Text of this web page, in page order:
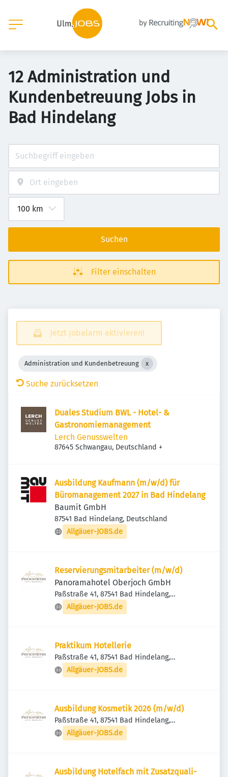
12 Administration und
Kundenbetreuung Jobs in
Bad Hindelang
Suchen
Filter einschalten
Jetzt Jobalarm aktivieren!
Administration und Kundenbetreuung
Suche zurücksetzen
Duales Studium BWL - Hotel- &
Gastronomiemanagement
Lerch Genusswelten
87645 Schwangau, Deutschland +
Ausbildung Kaufmann (m/w/d) für
Büromanagement 2027 in Bad Hindelang
Baumit GmbH
87541 Bad Hindelang, Deutschland
Allgäuer-JOBS.de
Reservierungsmitarbeiter (m/w/d)
Panoramahotel Oberjoch GmbH
Paßstraße 41, 87541 Bad Hindelang,
Deutschland
Allgäuer-JOBS.de
Praktikum Hotellerie
Paßstraße 41, 87541 Bad Hindelang,
Deutschland
Allgäuer-JOBS.de
Ausbildung Kosmetik 2026 (m/w/d)
Paßstraße 41, 87541 Bad Hindelang,
Deutschland
Allgäuer-JOBS.de
Ausbildung Hotelfach mit Zusatzquali­